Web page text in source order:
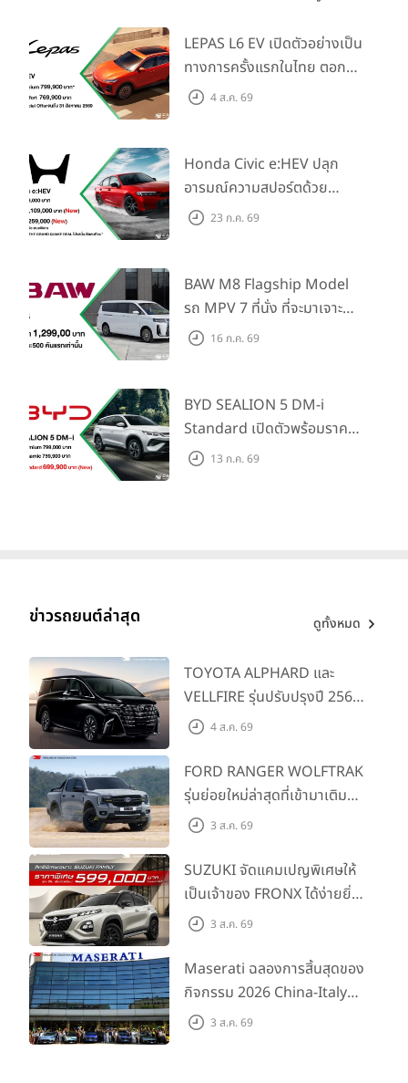
LEPAS L6 EV เปิดตัวอย่างเป็น
ทางการครั้งแรกในไทย ตอกย้ำ
วิสัยทัศน์ “Drive Your
4 ส.ค. 69
Honda Civic e:HEV ปลุก
อารมณ์ความสปอร์ตด้วย
Honda S+ Shift ครั้งแรกใน
Traffic Monitor เพียงจอง
ภายใน 31 ก.ค. 2569 รับบัตร
น้ำมันมูลค่า 10,000 บาท
23 ก.ค. 69
BAW M8 Flagship Model
รถ MPV 7 ที่นั่ง ที่จะมาเจาะ
ตลาดครอบครัวและองค์กรยุค
แรก)
16 ก.ค. 69
BYD SEALION 5 DM-i
Standard เปิดตัวพร้อมราคา
คาดการณ์ 699,900 บาท รุ่น
13 ก.ค. 69
ข่าวรถยนต์ล่าสุด ดูทั้งหมด
TOYOTA ALPHARD และ
VELLFIRE รุ่นปรับปรุงปี 2569
พร้อมรุ่นย่อยใหม่ HEV
4 ส.ค. 69
FORD RANGER WOLFTRAK
รุ่นย่อยใหม่ล่าสุดที่เข้ามาเติม
เต็มไลน์อัป พร้อมตอบโจทย์ทุก
พร้อมลุย ด้วยราคาพิเศษเริ่ม
ต้นที่ 9.49 แสนบาท
3 ส.ค. 69
SUZUKI จัดแคมเปญพิเศษให้
เป็นเจ้าของ FRONX ได้ง่ายยิ่ง
ขึ้นสำหรับรุ่น GL ราคาพิเศษ
200 คัน พร้อมข้อเสนอสุดคุ้ม
3 ส.ค. 69
Maserati ฉลองการสิ้นสุดของ
กิจกรรม 2026 China-Italy
Grand Tour ณ สำนักงาน
3 ส.ค. 69